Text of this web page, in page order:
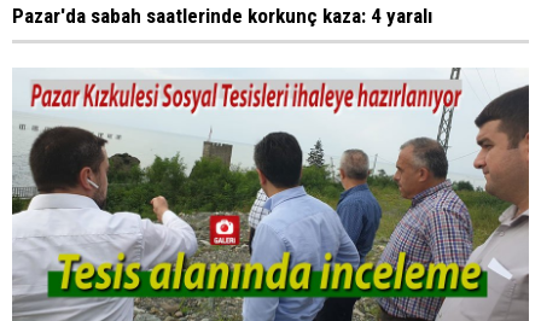
Pazar'da sabah saatlerinde korkunç kaza: 4 yaralı